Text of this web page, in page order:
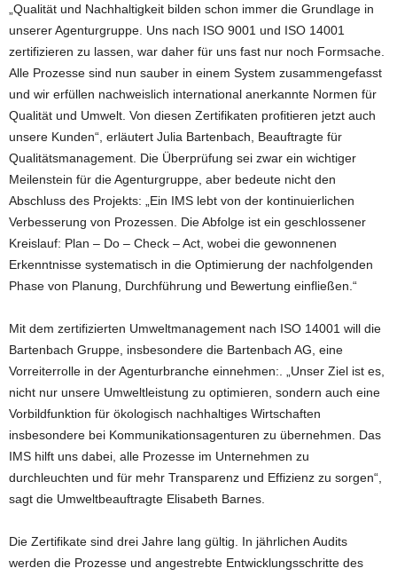
„Qualität und Nachhaltigkeit bilden schon immer die Grundlage in
unserer Agenturgruppe. Uns nach ISO 9001 und ISO 14001
zertifizieren zu lassen, war daher für uns fast nur noch Formsache.
Alle Prozesse sind nun sauber in einem System zusammengefasst
und wir erfüllen nachweislich international anerkannte Normen für
Qualität und Umwelt. Von diesen Zertifikaten profitieren jetzt auch
unsere Kunden“, erläutert Julia Bartenbach, Beauftragte für
Qualitätsmanagement. Die Überprüfung sei zwar ein wichtiger
Meilenstein für die Agenturgruppe, aber bedeute nicht den
Abschluss des Projekts: „Ein IMS lebt von der kontinuierlichen
Verbesserung von Prozessen. Die Abfolge ist ein geschlossener
Kreislauf: Plan – Do – Check – Act, wobei die gewonnenen
Erkenntnisse systematisch in die Optimierung der nachfolgenden
Phase von Planung, Durchführung und Bewertung einfließen.“
Mit dem zertifizierten Umweltmanagement nach ISO 14001 will die
Bartenbach Gruppe, insbesondere die Bartenbach AG, eine
Vorreiterrolle in der Agenturbranche einnehmen:. „Unser Ziel ist es,
nicht nur unsere Umweltleistung zu optimieren, sondern auch eine
Vorbildfunktion für ökologisch nachhaltiges Wirtschaften
insbesondere bei Kommunikationsagenturen zu übernehmen. Das
IMS hilft uns dabei, alle Prozesse im Unternehmen zu
durchleuchten und für mehr Transparenz und Effizienz zu sorgen“,
sagt die Umweltbeauftragte Elisabeth Barnes.
Die Zertifikate sind drei Jahre lang gültig. In jährlichen Audits
werden die Prozesse und angestrebte Entwicklungsschritte des